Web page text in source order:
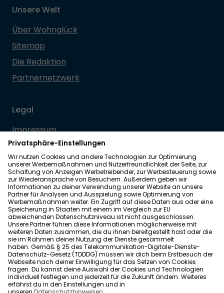
Unsere Welt
Über Wohnglück
Sitemap
Die Redaktion
Partnernetzwerk
Legal
Impressum
Datenschutz
Allgemeine Geschäftsbedingungen
Barrierefreiheit